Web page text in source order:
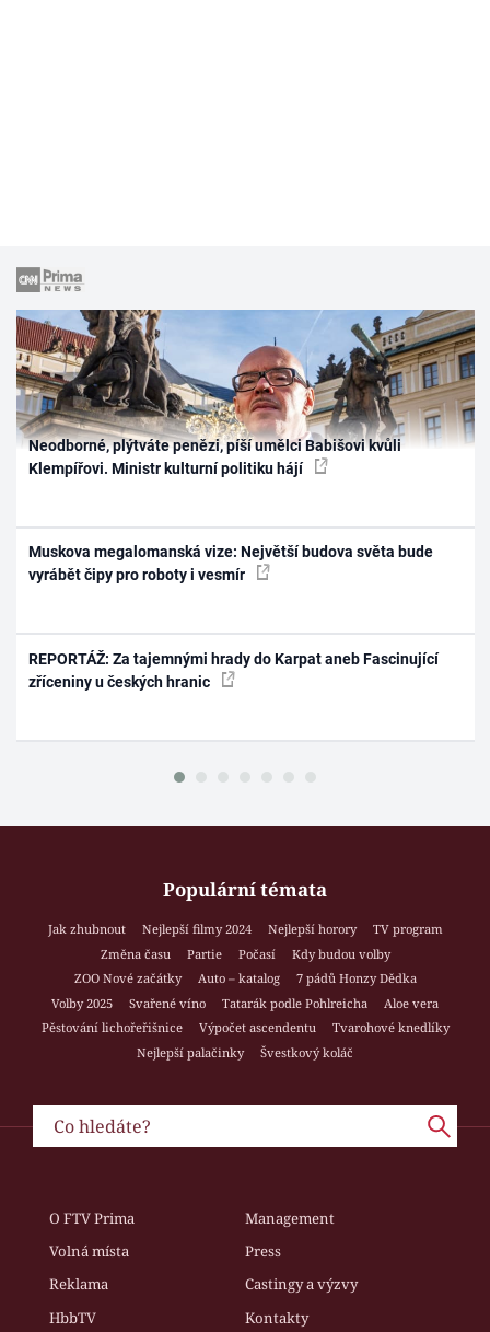
Neodborné, plýtváte penězi, píší umělci Babišovi kvůli
Klempířovi. Ministr kulturní politiku hájí
Muskova megalomanská vize: Největší budova světa bude
vyrábět čipy pro roboty i vesmír
REPORTÁŽ: Za tajemnými hrady do Karpat aneb Fascinující
zříceniny u českých hranic
Populární témata
Jak zhubnout Nejlepší filmy 2024 Nejlepší horory
TV program
Změna času
Partie Počasí
Kdy budou volby
ZOO Nové začátky
Auto – katalog
7 pádů Honzy Dědka
Volby 2025
Svařené víno Tatarák podle Pohlreicha
Aloe vera
Pěstování lichořeřišnice
Výpočet ascendentu
Tvarohové knedlíky
Nejlepší palačinky
Švestkový koláč
O FTV Prima
Management
Volná místa
Press
Reklama
Castingy a výzvy
HbbTV
Kontakty